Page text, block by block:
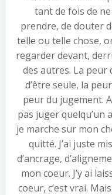
tant de fois de
prendre, de douter
telle ou telle chose,
regarder devant,
des autres. La peur
d’être seule, la
peur du jugement.
pas juger quelqu’un
je marche sur mon
quitté. J’ai juste
d’ancrage,
mon coeur. J’y ai
coeur, c’est vrai.